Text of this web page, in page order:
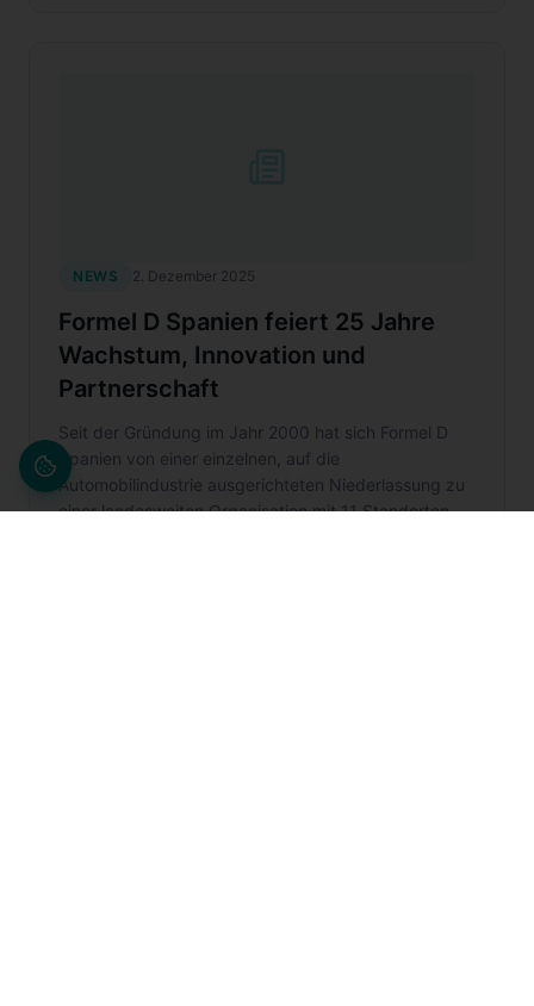
NEWS 2. Dezember 2025
Formel D Spanien feiert 25 Jahre
Wachstum, Innovation und
Partnerschaft
Seit der Gründung im Jahr 2000 hat sich Formel D
Spanien von einer einzelnen, auf die
Automobilindustrie ausgerichteten Niederlassung zu
einer landesweiten Organisation mit 11 Standorten,